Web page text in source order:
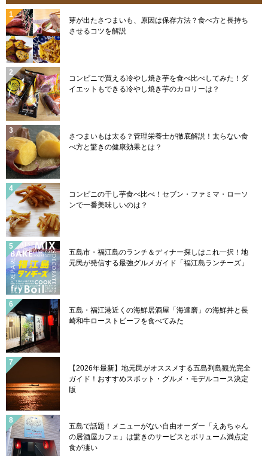
芽が出たさつまいも、原因は保存方法？食べ方と長持ち
させるコツを解説
コンビニで買える冷やし焼き芋を食べ比べしてみた！ダ
イエットもできる冷やし焼き芋のカロリーは？
さつまいもは太る？管理栄養士が徹底解説！太らない食
べ方と驚きの健康効果とは？
コンビニの干し芋食べ比べ！セブン・ファミマ・ローソ
ンで一番美味しいのは？
五島市・福江島のランチ＆ディナー探しはこれ一択！地
元民が発信する最強グルメガイド「福江島ランチーズ」
五島・福江港近くの海鮮居酒屋「海達磨」の海鮮丼と長
崎和牛ローストビーフを食べてみた
【2026年最新】地元民がオススメする五島列島観光完全
ガイド！おすすめスポット・グルメ・モデルコース決定
版
五島で話題！メニューがない自由オーダー「えあちゃん
の居酒屋カフェ」は驚きのサービスとボリューム満点定
食が凄い